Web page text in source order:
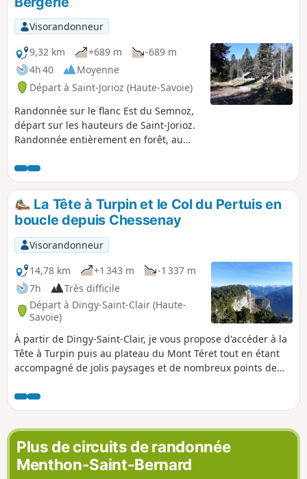
Visorandonneur
9,32 km
+689 m
-689 m
4h 40
Moyenne
Départ à Saint-Jorioz (Haute-Savoie)
Randonnée sur le flanc Est du Semnoz,
départ sur les hauteurs de Saint-Jorioz.
Randonnée entièrement en forêt, au
La Tête à Turpin et le Col du Pertuis en
boucle depuis Chessenay
Visorandonneur
14,78 km
+1 343 m
-1 337 m
7h
Très difficile
Départ à Dingy-Saint-Clair (Haute-
Savoie)
À partir de Dingy-Saint-Clair, je vous propose d'accéder à la
Tête à Turpin puis au plateau du Mont Téret tout en étant
accompagné de jolis paysages et de nombreux points de
difficultés sont rencontrées sur quelques passages délicats
demandant attention dans des secteurs exposés et le tout
avec une orientation pas forcément évidente. À lire la
description et les informations pratiques.
Plus de circuits de randonnée
Menthon-Saint-Bernard